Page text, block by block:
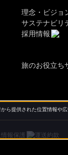
理念・ビジョ
サステナビリ
採用情報
旅のお役立ち
報保護
運送約款
提供された位置情報や